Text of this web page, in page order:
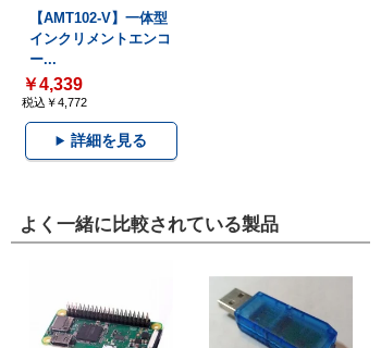
【AMT102-V】一体型
インクリメントエンコ
ー...
￥4,339
税込￥4,772
詳細を見る
よく一緒に比較されている製品